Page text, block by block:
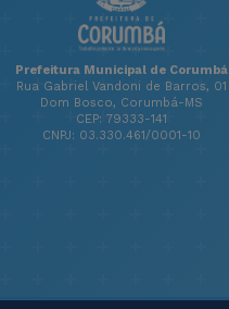
Prefeitura Municipal de Corumbá
Rua Gabriel Vandoni de Barros, 01
Dom Bosco, Corumbá-MS
CEP: 79333-141
CNPJ: 03.330.461/0001-10